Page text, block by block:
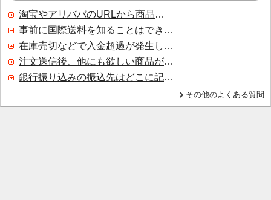
淘宝やアリババのURLから商品を探すことはできますか？
事前に国際送料を知ることはできますか？
在庫売切などで入金超過が発生した場合はいつ返金されますか？
注文送信後、他にも欲しい商品が見つかった場合、追加注文できますか？
銀行振り込みの振込先はどこに記載されていますか？
その他のよくある質問